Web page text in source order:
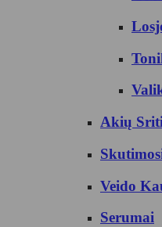
Akių
Veido
Serumai